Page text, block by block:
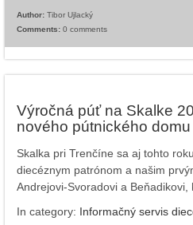
Author: Tibor Ujlacký
Comments: 0 comments
Výročná púť na Skalke
nového pútnického
Skalka pri Trenčíne sa aj tohto
diecéznym patrónom a našim
Andrejovi-Svoradovi a Beňadikovi,
In category: Informačný servis